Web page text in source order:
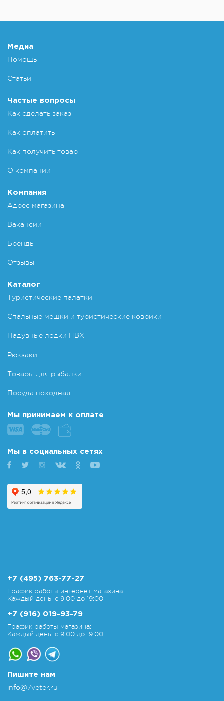
Медиа
Помощь
Статьи
Частые вопросы
Как сделать заказ
Как оплатить
Как получить товар
О компании
Компания
Адрес магазина
Вакансии
Бренды
Отзывы
Каталог
Туристические палатки
Спальные мешки и туристические коврики
Надувные лодки ПВХ
Рюкзаки
Товары для рыбалки
Посуда походная
Мы принимаем к оплате
Мы в социальных сетях
+7 (495) 763-77-27
График работы интернет-магазина:
Каждый день: с 9:00 до 19:00
+7 (916) 019-93-79
График работы магазина:
Каждый день: с 9:00 до 19:00
Пишите нам
info@7veter.ru